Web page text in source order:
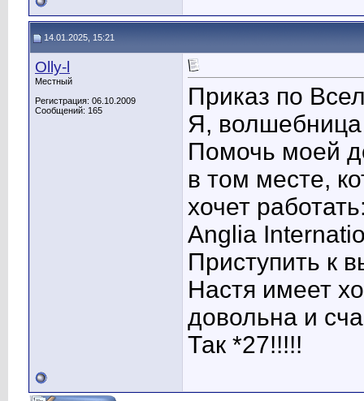
14.01.2025, 15:21
Olly-l
Местный
Регистрация: 06.10.2009
Сообщений: 165
Приказ по
Я,
Помочь моей
в том месте,
хочет
Anglia
Приступить к
Настя имеет
довольна и
Так *27!!!!!